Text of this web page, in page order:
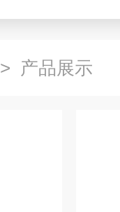
> 产品展示